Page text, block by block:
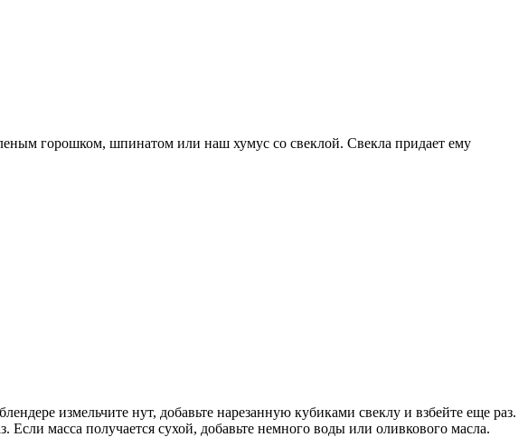
горошком, шпинатом или наш хумус со свеклой. Свекла придает ему
измельчите нут, добавьте нарезанную кубиками свеклу и взбейте еще раз.
масса получается сухой, добавьте немного воды или оливкового масла.